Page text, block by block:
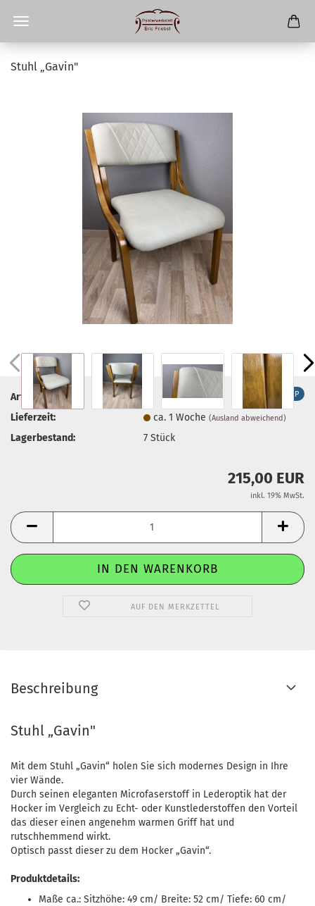
Stuhl „Gavin"
TOP
Art.Nr.:
Lieferzeit:
ca. 1 Woche(Ausland abweichend)
Lagerbestand: 7Stück
215,00 EUR
inkl. 19% MwSt.
AUF DEN MERKZETTEL
Beschreibung
Stuhl „Gavin"
Mit dem Stuhl „Gavin“ holen Sie sich modernes Design in Ihre
vier Wände.
Durch seinen eleganten Microfaserstoff in Lederoptik hat der
Hocker im Vergleich zu Echt- oder Kunstlederstoffen den Vorteil
das dieser einen angenehm warmen Griff hat und
rutschhemmend wirkt.
Optisch passt dieser zu dem Hocker „Gavin“.
Produktdetails:
Maße ca.: Sitzhöhe: 49 cm/ Breite: 52 cm/ Tiefe: 60 cm/